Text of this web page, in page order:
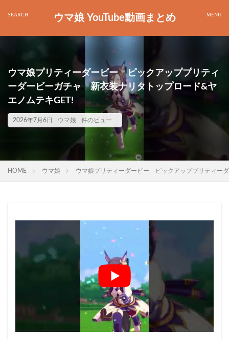
ウマ娘 YouTube動画まとめ
ウマ娘プリティーダービー ピックアッププリティ
ーダービーガチャ 新衣装ナリタトップロード&ヤ
エノムテキGET!
2026年7月6日 ウマ娘 件のビュー
HOME ウマ娘 ウマ娘プリティーダービー ピックアッププリティー